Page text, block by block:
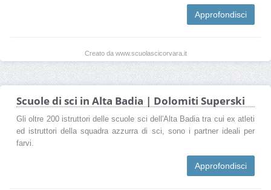
Approfondisci
Creato da www.scuolascicorvara.it
Scuole di sci in Alta Badia | Dolomiti Superski
Gli oltre 200 istruttori delle scuole sci dell'Alta Badia tra cui ex atleti
ed istruttori della squadra azzurra di sci, sono i partner ideali per
farvi.
Approfondisci